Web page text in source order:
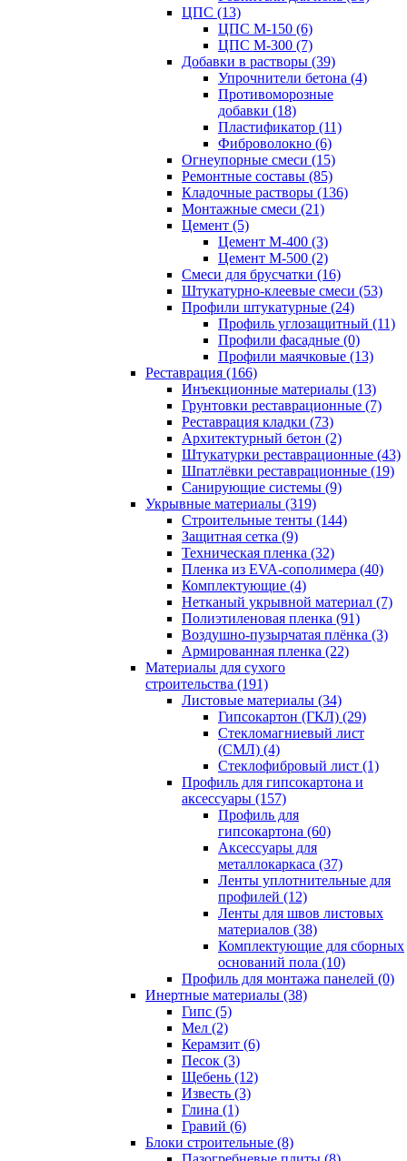
ЦПС (13)
ЦПС М-150 (6)
ЦПС М-300 (7)
Добавки в растворы (39)
Упрочнители бетона (4)
Противоморозные
добавки (18)
Пластификатор (11)
Фиброволокно (6)
Огнеупорные смеси (15)
Ремонтные составы (85)
Кладочные растворы (136)
Монтажные смеси (21)
Цемент (5)
Цемент М-400 (3)
Цемент М-500 (2)
Смеси для брусчатки (16)
Штукатурно-клеевые смеси (53)
Профили штукатурные (24)
Профиль углозащитный (11)
Профили фасадные (0)
Профили маячковые (13)
Реставрация (166)
Инъекционные материалы (13)
Грунтовки реставрационные (7)
Реставрация кладки (73)
Архитектурный бетон (2)
Штукатурки реставрационные (43)
Шпатлёвки реставрационные (19)
Санирующие системы (9)
Укрывные материалы (319)
Строительные тенты (144)
Защитная сетка (9)
Техническая пленка (32)
Пленка из EVA-сополимера (40)
Комплектующие (4)
Нетканый укрывной материал (7)
Полиэтиленовая пленка (91)
Воздушно-пузырчатая плёнка (3)
Армированная пленка (22)
Материалы для сухого
строительства (191)
Листовые материалы (34)
Гипсокартон (ГКЛ) (29)
Стекломагниевый лист
(СМЛ) (4)
Cтеклофибровый лист (1)
Профиль для гипсокартона и
аксессуары (157)
Профиль для
гипсокартона (60)
Аксессуары для
металлокаркаса (37)
Ленты уплотнительные для
профилей (12)
Ленты для швов листовых
материалов (38)
Комплектующие для сборных
оснований пола (10)
Профиль для монтажа панелей (0)
Инертные материалы (38)
Гипс (5)
Мел (2)
Керамзит (6)
Песок (3)
Щебень (12)
Известь (3)
Глина (1)
Гравий (6)
Блоки строительные (8)